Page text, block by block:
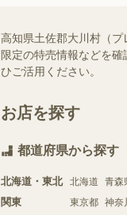
高知県土佐郡大川村（
限定の特売情報などを
ひご活用ください。
お店を探す
都道府県から探す
北海道・東北 北海道 青森
関東 東京都 神奈